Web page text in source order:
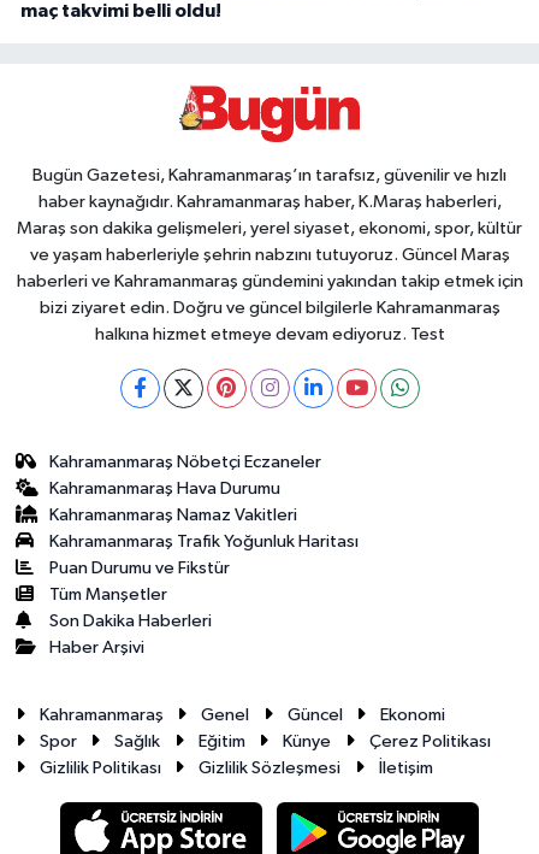
maç takvimi belli oldu!
Bugün Gazetesi, Kahramanmaraş’ın tarafsız, güvenilir ve hızlı
haber kaynağıdır. Kahramanmaraş haber, K.Maraş haberleri,
Maraş son dakika gelişmeleri, yerel siyaset, ekonomi, spor, kültür
ve yaşam haberleriyle şehrin nabzını tutuyoruz. Güncel Maraş
haberleri ve Kahramanmaraş gündemini yakından takip etmek için
bizi ziyaret edin. Doğru ve güncel bilgilerle Kahramanmaraş
halkına hizmet etmeye devam ediyoruz. Test
Kahramanmaraş Nöbetçi Eczaneler
Kahramanmaraş Hava Durumu
Kahramanmaraş Namaz Vakitleri
Kahramanmaraş Trafik Yoğunluk Haritası
Puan Durumu ve Fikstür
Tüm Manşetler
Son Dakika Haberleri
Haber Arşivi
Kahramanmaraş Genel Güncel
Ekonomi
Spor
Sağlık Eğitim Künye
Çerez Politikası
Gizlilik Politikası
Gizlilik Sözleşmesi İletişim